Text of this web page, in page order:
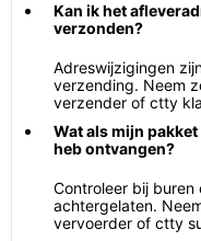
Kan ik het
verzonden?
Adreswijzigingen
verzending. Neem
verzender of ctty
Wat als mijn
heb ontvangen?
Controleer bij
achtergelaten.
vervoerder of ctty